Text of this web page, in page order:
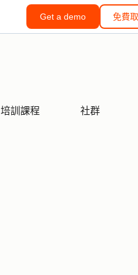
Get a demo 免費
培訓課程 社群